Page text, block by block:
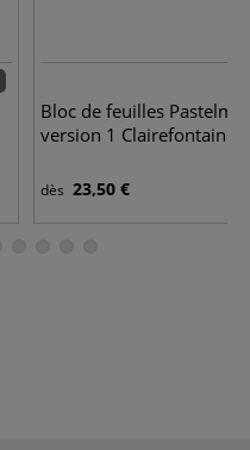
Bloc de feuilles Pastelmat
version 1 Clairefontaine
dès 23,50 €